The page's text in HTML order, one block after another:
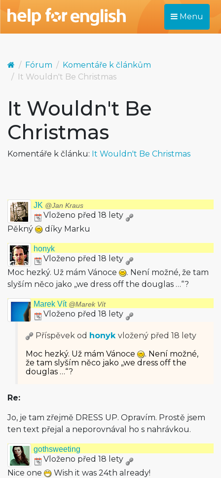
Menu
Fórum
Komentáře k článkům
It Wouldn't Be Christmas
It Wouldn't Be
Christmas
Komentáře k článku: It Wouldn't Be Christmas
JK @Jan Kraus
Vloženo před 18 lety
Pěkný
díky Marku
honyk
Vloženo před 18 lety
Moc hezký. Už mám Vánoce
. Není možné, že tam
slyším něco jako „we dress off the douglas …“?
Marek Vít @Marek Vít
Vloženo před 18 lety
Příspěvek od honyk vložený před 18 lety
Moc hezký. Už mám Vánoce
. Není možné,
že tam slyším něco jako „we dress off the
douglas …“?
Re:
Jo, je tam zřejmě DRESS UP. Opravím. Prostě jsem
ten text přejal a neporovnával ho s nahrávkou.
gothsweeting
Vloženo před 18 lety
Nice one
Wish it was 24th already!